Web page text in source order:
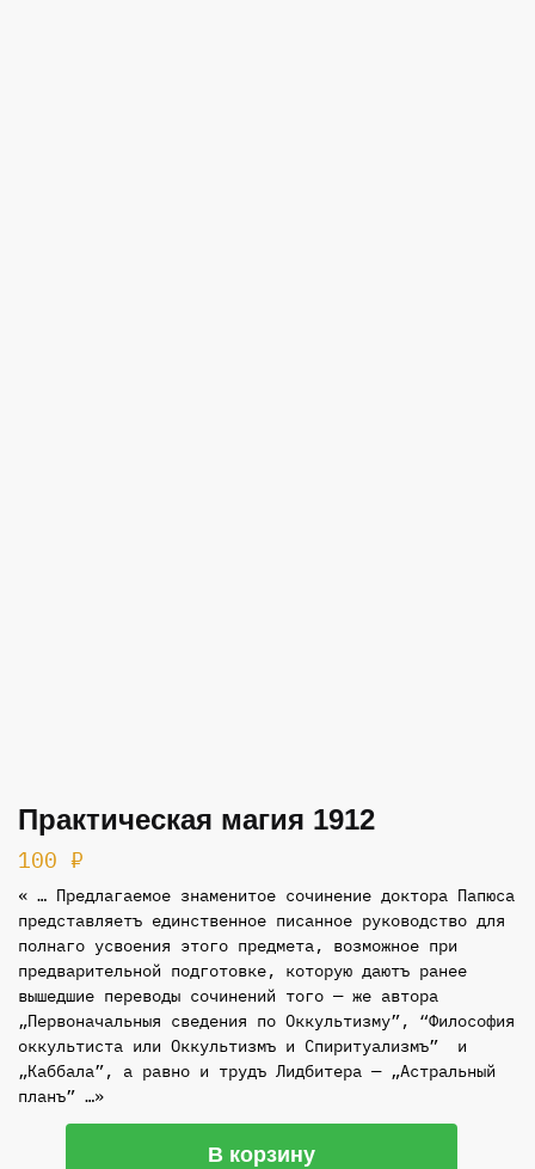
Практическая магия 1912
100 ₽
« … Предлагаемое знаменитое сочинение доктора Папюса
представляетъ единственное писанное руковод­ство для
полнаго усвоения этого предмета, возможное при
предварительной подготовке, которую даютъ ра­нeе
вышедшие переводы сочинений того — же автора
„Первоначальныя сведения по Оккультизму”, “Философия
оккультиста или Оккультизмъ и Спиритуализмъ” и
„Каббала”, а равно и трудъ Лидбитера — „Астраль­ный
планъ” …»
В корзину